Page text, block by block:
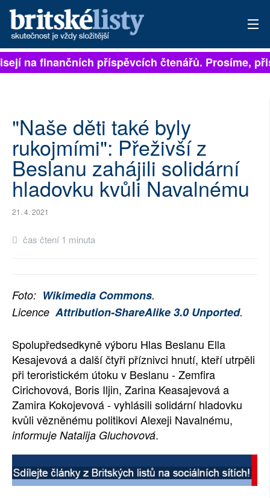
PŘIHLÁSIT
ARCHIV
ROZHOVORY
TÉMATA
RUBRIKY
PLNÁ VERZE STRÁNEK
na finančních příspěvcích čtenářů. Prosíme,
"Naše děti také byly
rukojmími": Přeživší z
Beslanu zahájili solidární
hladovku kvůli Navalnému
21. 4. 2021
čas čtení 1 minuta
Foto: Wikimedia Commons.
Licence Attribution-ShareAlike 3.0 Unported.
Spolupředsedkyně výboru Hlas Beslanu Ella
Kesajevová a další čtyři příznivci hnutí, kteří utrpěli
při teroristickém útoku v Beslanu - Zemfira
Cirichovová, Boris Iljin, Zarina Keasajevová a
Zamira Kokojevová - vyhlásili solidární hladovku
kvůli vězněnému politikovi Alexeji Navalnému,
informuje Natalija Gluchovová.